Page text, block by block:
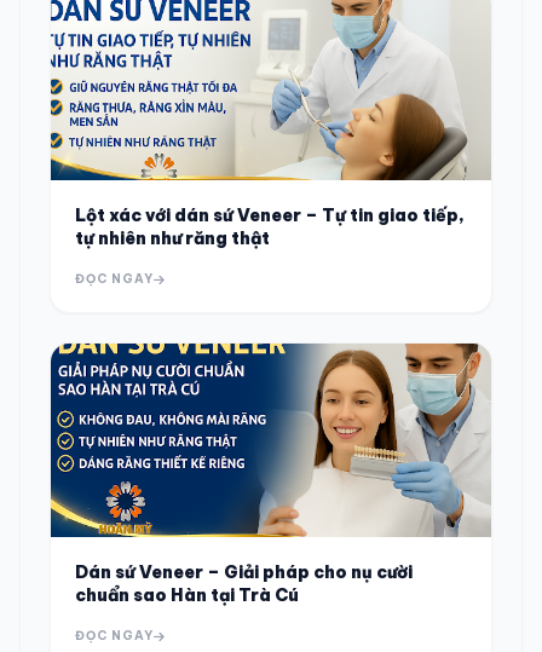
Lột xác với dán sứ Veneer – Tự tin giao tiếp,
tự nhiên như răng thật
ĐỌC NGAY
Dán sứ Veneer – Giải pháp cho nụ cười
chuẩn sao Hàn tại Trà Cú
ĐỌC NGAY